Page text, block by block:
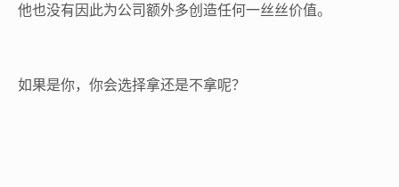
他也没有因此为公司额外多创造任何一丝丝价值。
如果是你，你会选择拿还是不拿呢？